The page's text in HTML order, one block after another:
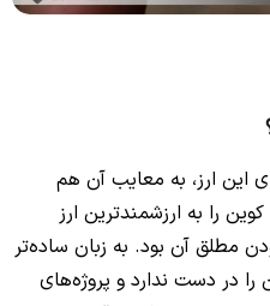
این ارز، به معایب آن هم
را به ارزشمند‌ترین ارز
مطلق آن بود. به زبان‌ ساده‌تر
در دست ندارد و پروژه‌های